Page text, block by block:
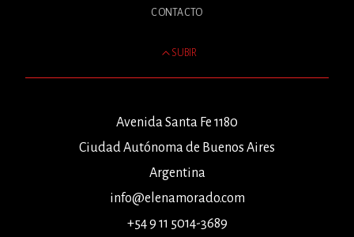
CONTACTO
SUBIR
Avenida Santa Fe 1180
Ciudad Autónoma de Buenos Aires
Argentina
info@elenamorado.com
+54 9 11 5014-3689